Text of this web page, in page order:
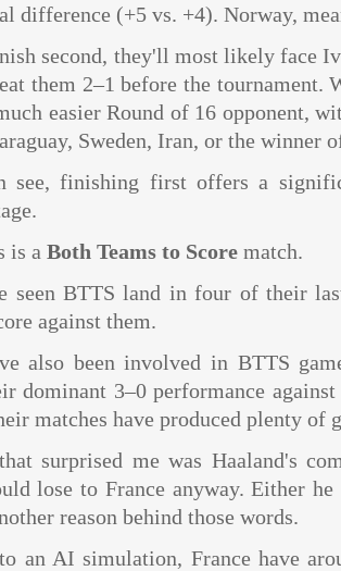
difference (+5 vs. +4). Norway,
second, they'll most likely face
them 2–1 before the
easier Round of 16 opponent,
Sweden, Iran, or the winner
see, finishing first offers a
is a Both Teams to Score match.
seen BTTS land in four of their
against them.
also been involved in BTTS
dominant 3–0 performance
matches have produced plenty
surprised me was Haaland's
lose to France anyway. Either
reason behind those words.
an AI simulation, France have